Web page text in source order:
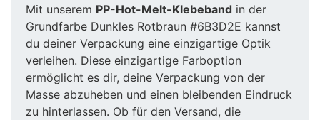
Mit unserem PP-Hot-Melt-Klebeband in der
Grundfarbe Dunkles Rotbraun #6B3D2E kannst
du deiner Verpackung eine einzigartige Optik
verleihen. Diese einzigartige Farboption
ermöglicht es dir, deine Verpackung von der
Masse abzuheben und einen bleibenden Eindruck
zu hinterlassen. Ob für den Versand, die